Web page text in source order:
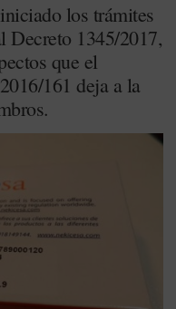
los trámites
Decreto 1345/2017,
que el
161 deja a la